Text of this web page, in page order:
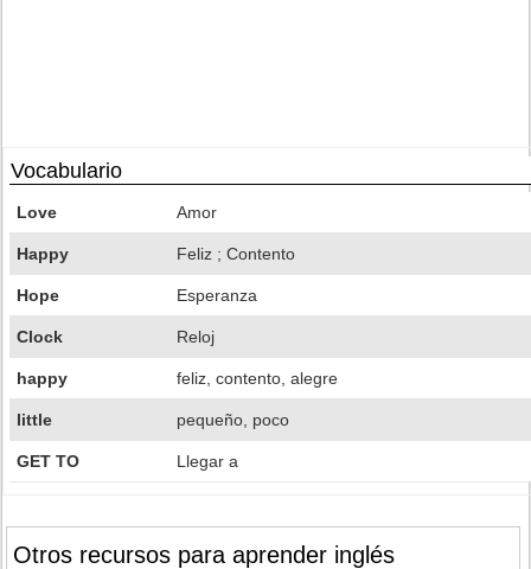
Vocabulario
Love Amor
Happy Feliz ; Contento
Hope Esperanza
Clock Reloj
happy feliz, contento, alegre
little pequeño, poco
GET TO Llegar a
Otros recursos para aprender inglés